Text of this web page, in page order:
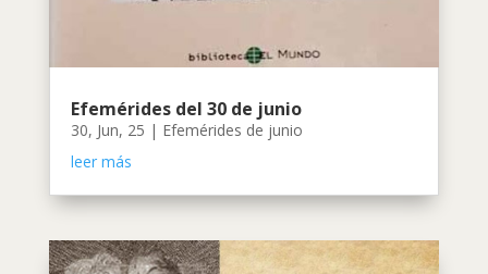
Efemérides del 30 de junio
30, Jun, 25 | Efemérides de junio
leer más